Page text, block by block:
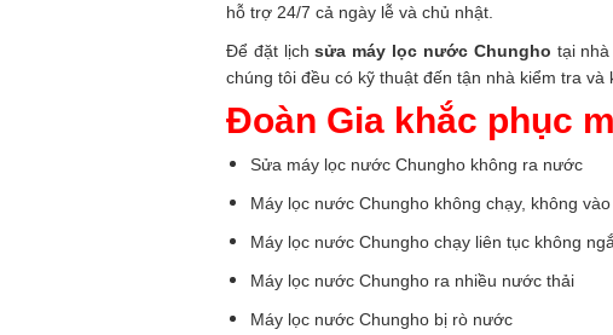
hỗ trợ 24/7 cả ngày lễ và chủ nhật.
Để đặt lịch sửa máy lọc nước Chungho tại
chúng tôi đều có kỹ thuật đến tận nhà kiểm tra
Đoàn Gia khắc phục
Sửa máy lọc nước Chungho không ra nước
Máy lọc nước Chungho không chạy, không
Máy lọc nước Chungho chạy liên tục không
Máy lọc nước Chungho ra nhiều nước thải
Máy lọc nước Chungho bị rò nước